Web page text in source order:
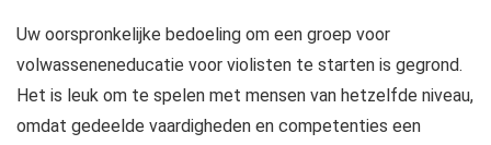
Uw oorspronkelijke bedoeling om een ​​groep voor
volwasseneneducatie voor violisten te starten is gegrond.
Het is leuk om te spelen met mensen van hetzelfde niveau,
omdat gedeelde vaardigheden en competenties een